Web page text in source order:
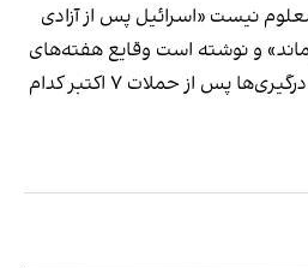
نیست «اسرائیل پس از آزادی
و نوشته است وقایع هفته‌های
پیش‌رو مشخص کرد برنده درگیری‌ها پس از حملات ۷ اکتبر کدام